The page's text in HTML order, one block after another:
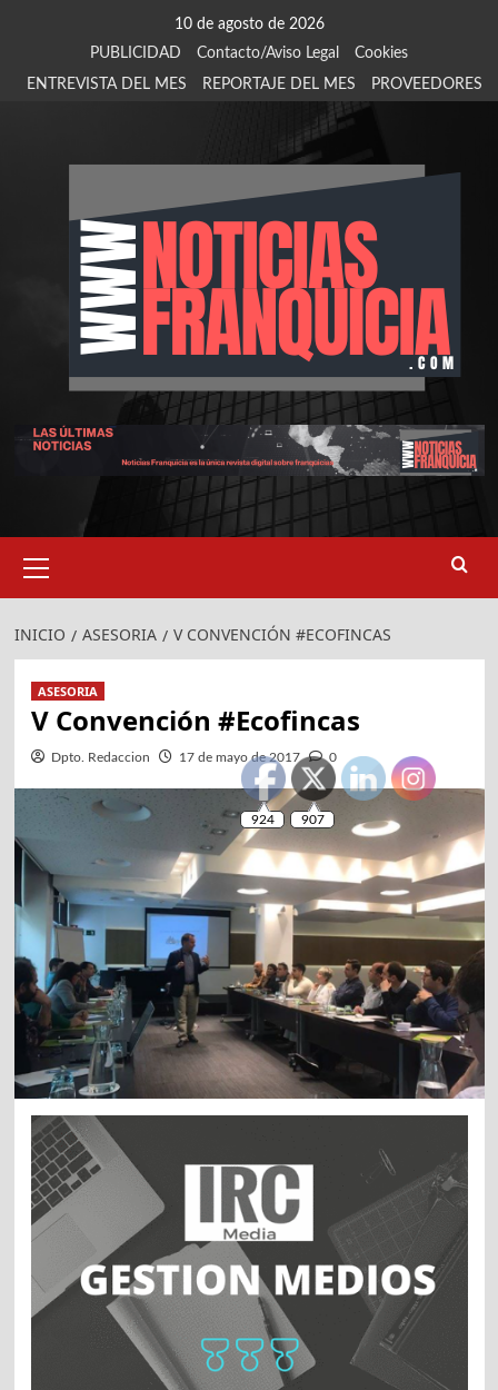
10 de agosto de 2026
PUBLICIDAD
Contacto/Aviso Legal
Cookies
ENTREVISTA DEL MES
REPORTAJE DEL MES PROVEEDORES
primario
INICIO ASESORIA V CONVENCIÓN #ECOFINCAS
ASESORIA
V Convención #Ecofincas
Dpto. Redaccion 17 de mayo de 2017 0